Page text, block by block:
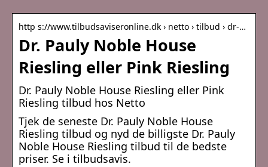
http s://www.tilbudsaviseronline.dk › netto › tilbud › dr-…
Dr. Pauly Noble House
Riesling eller Pink Riesling
Dr. Pauly Noble House Riesling eller Pink
Riesling tilbud hos Netto
Tjek de seneste Dr. Pauly Noble House
Riesling tilbud og nyd de billigste Dr. Pauly
Noble House Riesling tilbud til de bedste
priser. Se i tilbudsavis.